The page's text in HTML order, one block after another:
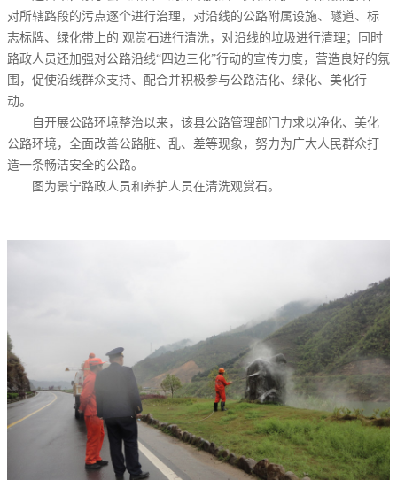
对所辖路段的污点逐个进行治理，对沿线的公路附属设施、隧道、标
志标牌、绿化带上的 观赏石进行清洗，对沿线的垃圾进行清理；同时
路政人员还加强对公路沿线“四边三化”行动的宣传力度，营造良好的氛
围，促使沿线群众支持、配合并积极参与公路洁化、绿化、美化行
动。
自开展公路环境整治以来，该县公路管理部门力求以净化、美化
公路环境，全面改善公路脏、乱、差等现象，努力为广大人民群众打
造一条畅洁安全的公路。
图为景宁路政人员和养护人员在清洗观赏石。